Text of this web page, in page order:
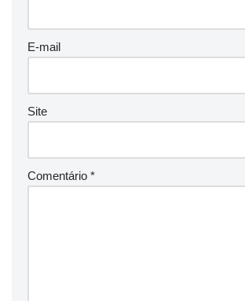
E-mail
Site
Comentário *